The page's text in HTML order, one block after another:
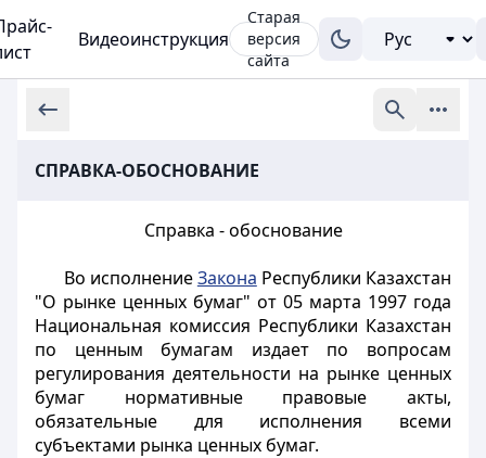
Видеоинструкция
Старая
версия
сайта
СПРАВКА-ОБОСНОВАНИЕ
Справка - обоснование
Во исполнениеЗакона Республики Казахстан
"О рынке ценных бумаг" от 05 марта 1997 года
Национальная комиссия Республики Казахстан
по ценным бумагам издает по вопросам
регулирования деятельности на рынке ценных
бумаг нормативные правовые акты,
обязательные для исполнения всеми
субъектами рынка ценных бумаг.